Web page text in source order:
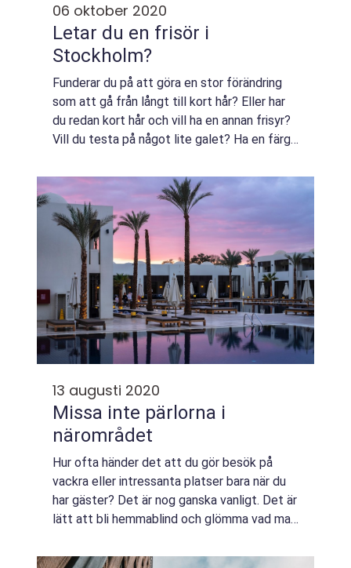
06 oktober 2020
Letar du en frisör i
Stockholm?
Funderar du på att göra en stor förändring
som att gå från långt till kort hår? Eller har
du redan kort hår och vill ha en annan frisyr?
Vill du testa på något lite galet? Ha en färg
Oavsett vad du väljer att gör...
13 augusti 2020
Missa inte pärlorna i
närområdet
Hur ofta händer det att du gör besök på
vackra eller intressanta platser bara när du
har gäster? Det är nog ganska vanligt. Det är
lätt att bli hemmablind och glömma vad man
och tar närmaste vägen mellan...